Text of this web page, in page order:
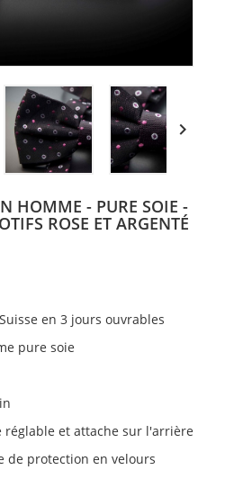

HOMME - PURE SOIE -
ROSE ET ARGENTÉ
en 3 jours ouvrables
pure soie
réglable et attache sur l'arrière
de protection en velours